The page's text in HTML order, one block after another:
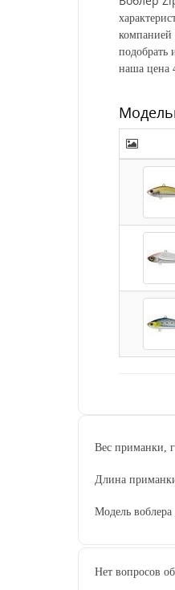
компанией
подобрать
наша цена
Вес приманки,
Длина
Модель воблера
Нет вопросов